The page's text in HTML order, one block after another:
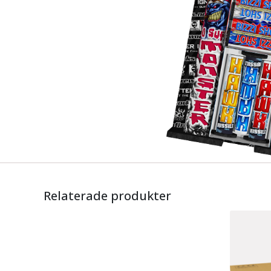
Relaterade produkter